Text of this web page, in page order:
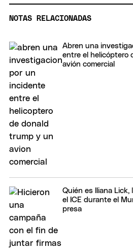
NOTAS RELACIONADAS
Abren una
entre el helicóptero
avión comercial
Quién es Iliana
el ICE durante el
presa